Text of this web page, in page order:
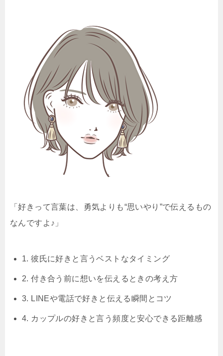
「好きって言葉は、勇気よりも“思いやり”で伝えるもの
なんですよ♪」
1. 彼氏に好きと言うベストなタイミング
2. 付き合う前に想いを伝えるときの考え方
3. LINEや電話で好きと伝える瞬間とコツ
4. カップルの好きと言う頻度と安心できる距離感